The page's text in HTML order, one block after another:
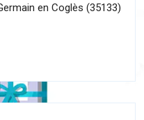
en Coglès (35133)